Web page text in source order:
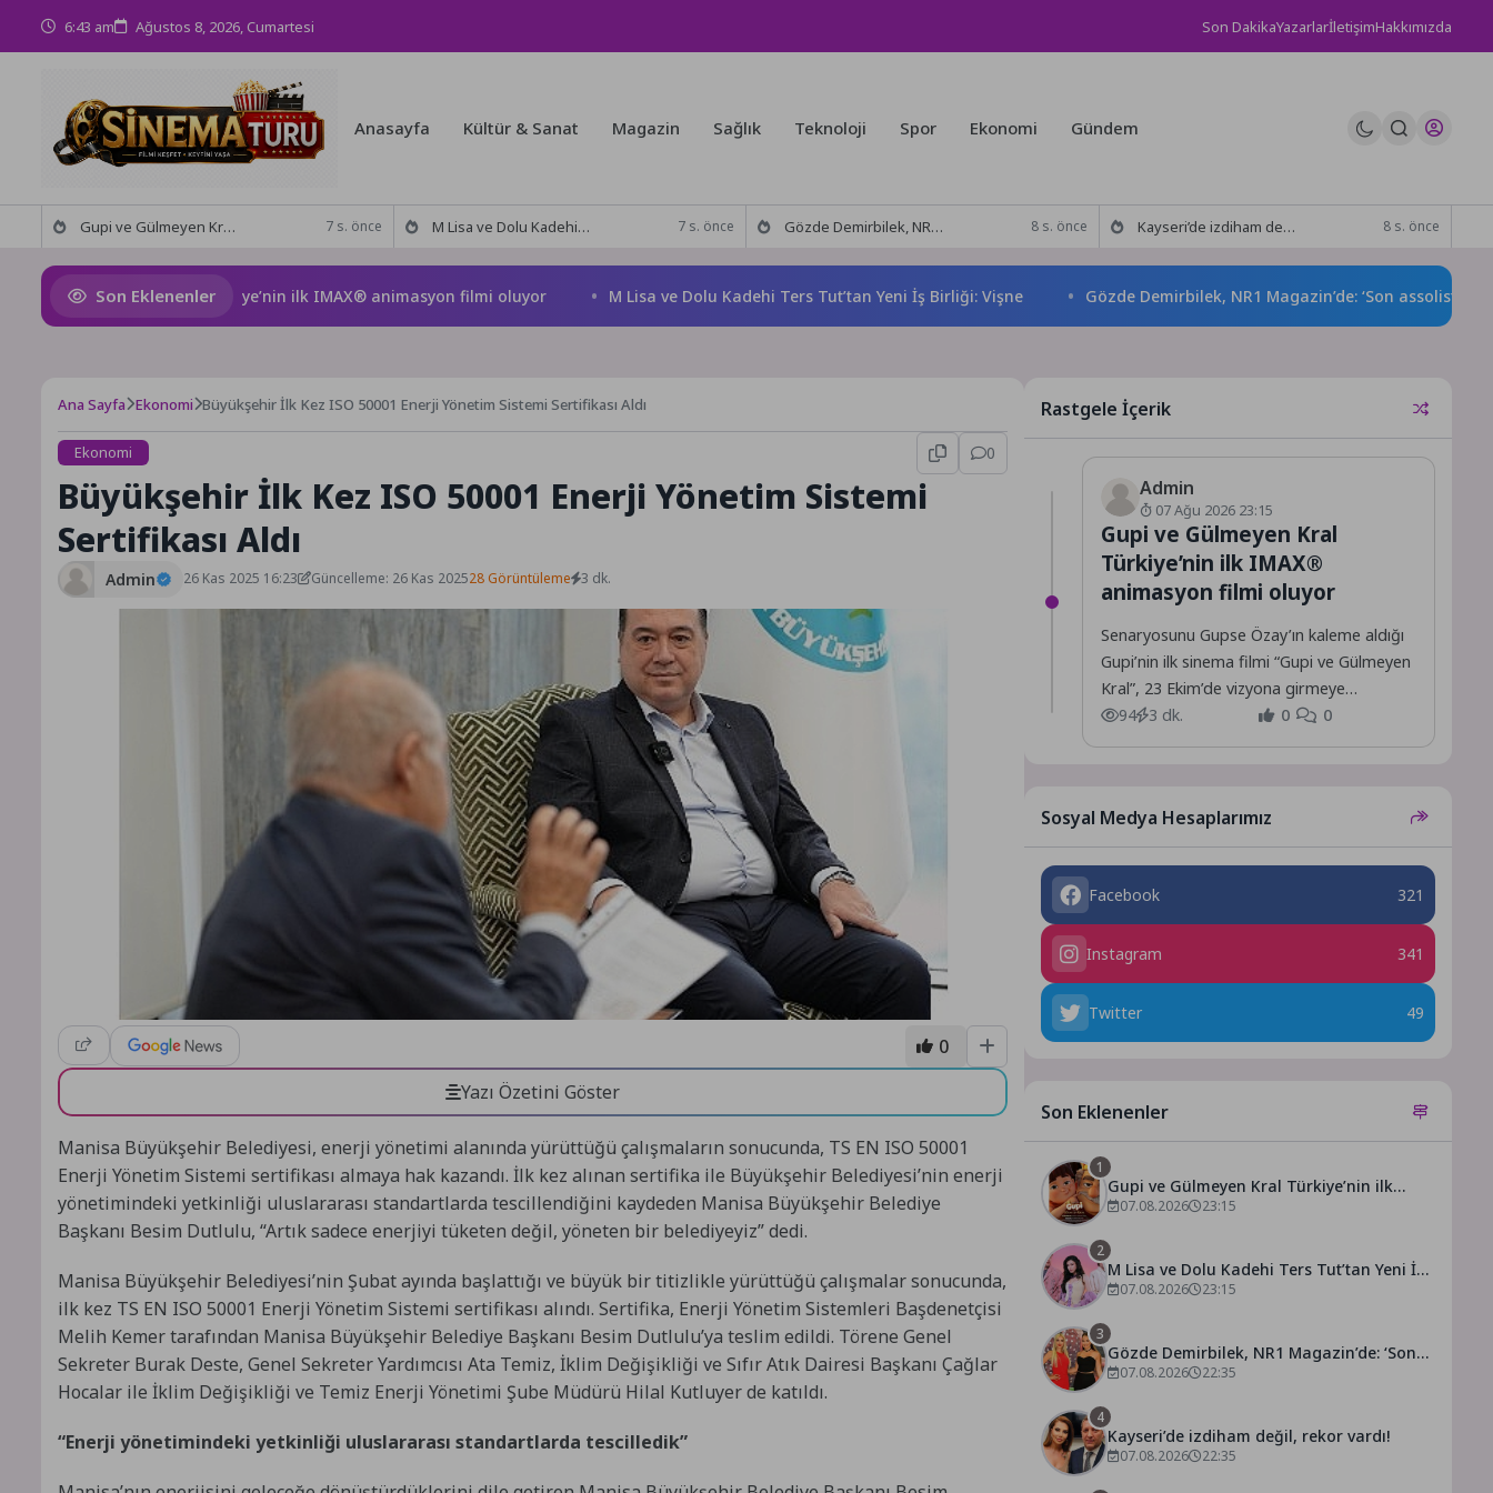
6:43 am Ağustos 8, 2026, Cumartesi Son DakikaYazarlarİletişimHakkımızda
Anasayfa Kültür & Sanat Magazin Sağlık Teknoloji Spor Ekonomi Gündem
Gupi ve Gülmeyen Kral Türkiye’nin ilk IMAX® animasyon filmi oluyor 7 s. önce M Lisa ve Dolu Kadehi Ters Tut’tan Yeni İş Birliği: Vişne 7 s. önce Gözde Demirbilek, NR1 Magazin’de: ‘Son assolist olarak var olacağım!’ 8 s. önce Kayseri’de izdiham değil, rekor vardı! 8 s. önce
Son Eklenenler
ve Gülmeyen Kral Türkiye’nin ilk IMAX® animasyon filmi oluyor M Lisa ve Dolu Kadehi Ters Tut’tan Yeni İş Birliği: Vişne Gözde Demirbilek, NR1 Magazin’de: ‘Son assolist olarak var
Ana Sayfa Ekonomi Büyükşehir İlk Kez ISO 50001 Enerji Yönetim Sistemi Sertifikası Aldı
Ekonomi 0
Büyükşehir İlk Kez ISO 50001 Enerji Yönetim Sistemi
Sertifikası Aldı
Admin 26 Kas 2025 16:23 Güncelleme: 26 Kas 202528 Görüntüleme 3 dk.
0
Yazı Özetini Göster
Manisa Büyükşehir Belediyesi, enerji yönetimi alanında yürüttüğü çalışmaların sonucunda, TS EN ISO 50001
Enerji Yönetim Sistemi sertifikası almaya hak kazandı. İlk kez alınan sertifika ile Büyükşehir Belediyesi’nin enerji
yönetimindeki yetkinliği uluslararası standartlarda tescillendiğini kaydeden Manisa Büyükşehir Belediye
Başkanı Besim Dutlulu, “Artık sadece enerjiyi tüketen değil, yöneten bir belediyeyiz” dedi.
Manisa Büyükşehir Belediyesi’nin Şubat ayında başlattığı ve büyük bir titizlikle yürüttüğü çalışmalar sonucunda,
ilk kez TS EN ISO 50001 Enerji Yönetim Sistemi sertifikası alındı. Sertifika, Enerji Yönetim Sistemleri Başdenetçisi
Melih Kemer tarafından Manisa Büyükşehir Belediye Başkanı Besim Dutlulu’ya teslim edildi. Törene Genel
Sekreter Burak Deste, Genel Sekreter Yardımcısı Ata Temiz, İklim Değişikliği ve Sıfır Atık Dairesi Başkanı Çağlar
Hocalar ile İklim Değişikliği ve Temiz Enerji Yönetimi Şube Müdürü Hilal Kutluyer de katıldı.
“Enerji yönetimindeki yetkinliği uluslararası standartlarda tescilledik”
Rastgele İçerik
Admin
07 Ağu 2026 23:15
Gupi ve Gülmeyen Kral
Türkiye’nin ilk IMAX®
animasyon filmi oluyor
Senaryosunu Gupse Özay’ın kaleme aldığı
Gupi’nin ilk sinema filmi “Gupi ve Gülmeyen
Kral”, 23 Ekim’de vizyona girmeye
hazırlanıyor.
94 3 dk. 0 0
Sosyal Medya Hesaplarımız
Facebook 321
Instagram 341
Twitter 49
Son Eklenenler
1
Gupi ve Gülmeyen Kral Türkiye’nin ilk
IMAX® animasyon filmi oluyor
07.08.2026 23:15
2
M Lisa ve Dolu Kadehi Ters Tut’tan Yeni İş
Birliği: Vişne
07.08.2026 23:15
3
Gözde Demirbilek, NR1 Magazin’de: ‘Son
assolist olarak var olacağım!’
07.08.2026 22:35
4
Kayseri’de izdiham değil, rekor vardı!
07.08.2026 22:35